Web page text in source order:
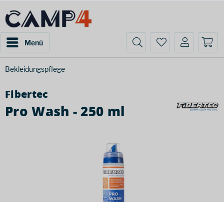
Menü
Bekleidungspflege
Fibertec
Pro Wash - 250 ml